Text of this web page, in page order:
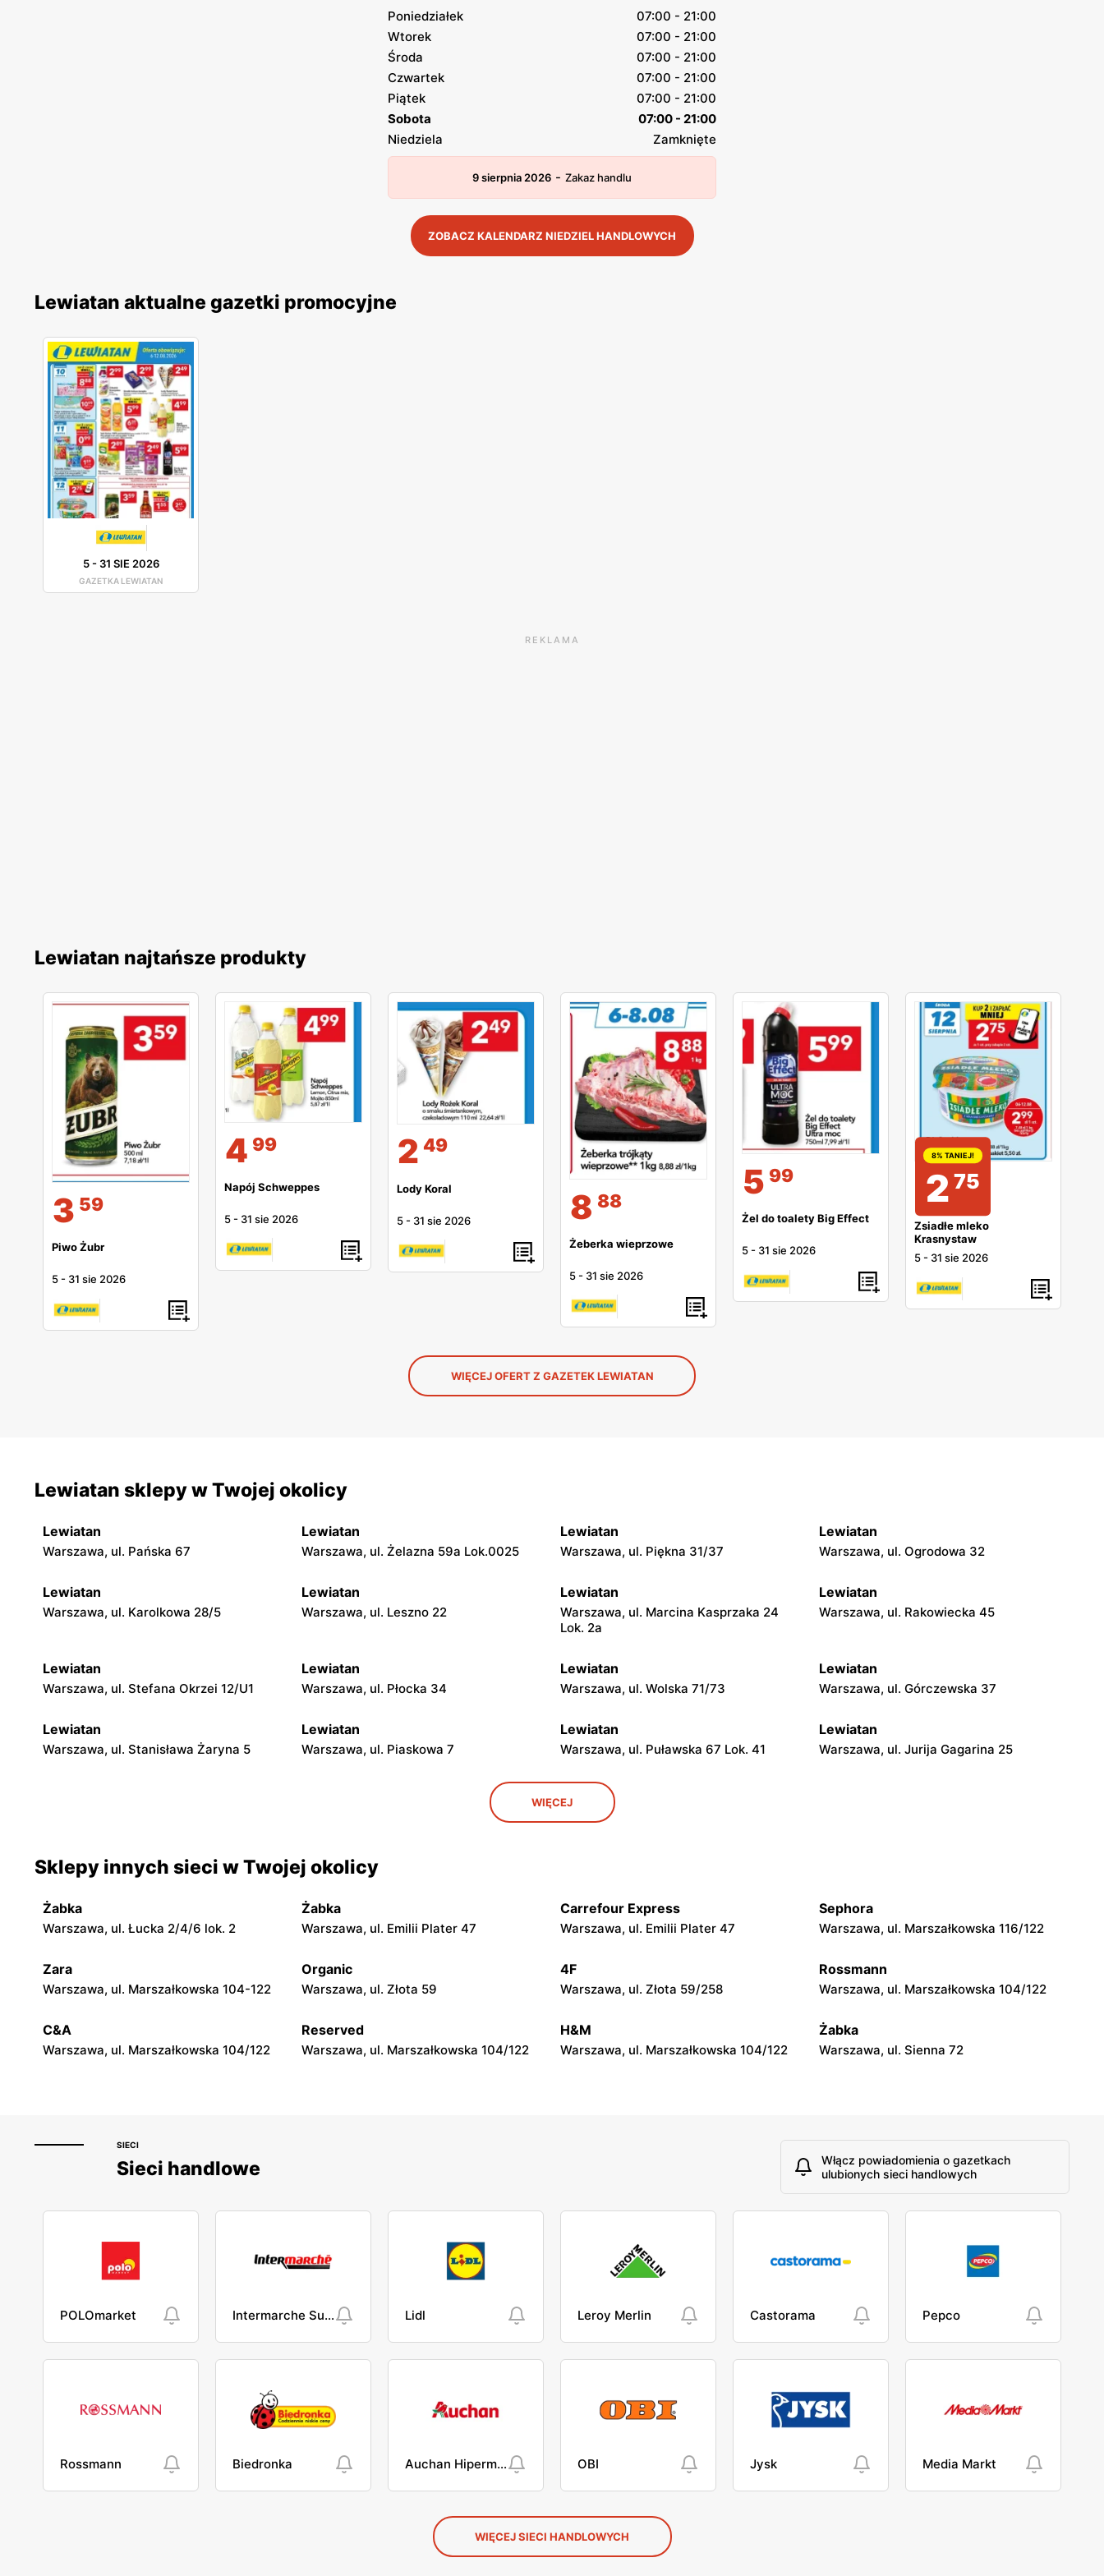
Poniedziałek
07:00 - 21:00
Wtorek
07:00 - 21:00
Środa
07:00 - 21:00
Czwartek
07:00 - 21:00
Piątek
07:00 - 21:00
Sobota
07:00 - 21:00
Niedziela
Zamknięte
9 sierpnia 2026 - Zakaz handlu
ZOBACZ KALENDARZ NIEDZIEL HANDLOWYCH
Lewiatan aktualne gazetki promocyjne
5- 31 SIE 2026
GAZETKA LEWIATAN
REKLAMA
Lewiatan najtańsze produkty
3 59
Piwo Żubr
5 - 31 sie 2026
4 99
Napój Schweppes
5 - 31 sie 2026
2 49
Lody Koral
5 - 31 sie 2026 8 88
Żeberka wieprzowe
5 - 31 sie 2026
5 99
Żel do toalety Big Effect
5 - 31 sie 2026
8% TANIEJ!
2 75
Zsiadłe mleko
Krasnystaw
5 - 31 sie 2026
WIĘCEJ OFERT Z GAZETEK LEWIATAN
Lewiatan sklepy w Twojej okolicy
Lewiatan
Warszawa, ul. Pańska 67
Lewiatan
Warszawa, ul. Żelazna 59a Lok.0025
Lewiatan
Warszawa, ul. Piękna 31/37
Lewiatan
Warszawa, ul. Ogrodowa 32
Lewiatan
Warszawa, ul. Karolkowa 28/5
Lewiatan
Warszawa, ul. Leszno 22
Lewiatan
Warszawa, ul. Marcina Kasprzaka 24
Lok. 2a
Lewiatan
Warszawa, ul. Rakowiecka 45
Lewiatan
Warszawa, ul. Stefana Okrzei 12/U1
Lewiatan
Warszawa, ul. Płocka 34
Lewiatan
Warszawa, ul. Wolska 71/73
Lewiatan
Warszawa, ul. Górczewska 37
Lewiatan
Warszawa, ul. Stanisława Żaryna 5
Lewiatan
Warszawa, ul. Piaskowa 7
Lewiatan
Warszawa, ul. Puławska 67 Lok. 41
Lewiatan
Warszawa, ul. Jurija Gagarina 25
Lewiatan
Warszawa, ul. Erazma Ciołka 30
Warszawa, ul. Sabały 3 Warszawa, ul. Majdańska 11
Lewiatan
Podczaszyńskiego 1/3
Lewiatan Lewiatan Lewiatan
Pełczyńskiego 32 Lok. 1,2
Warszawa, ul. Sándora Petöfiego 3 Warszawa, ul. Wrzeciono 48 Warszawa, ul. Antoniego Kocjana 1/42 Warszawa, ul. Szeligowska 30 Lok. U2
WIĘCEJ
Sklepy innych sieci w Twojej okolicy
Żabka
Warszawa, ul. Łucka 2/4/6 lok. 2
Żabka
Warszawa, ul. Emilii Plater 47
Carrefour Express
Warszawa, ul. Emilii Plater 47
Sephora
Warszawa, ul. Marszałkowska 116/122
Zara
Warszawa, ul. Marszałkowska 104-122
Organic
Warszawa, ul. Złota 59
4F
Warszawa, ul. Złota 59/258
Rossmann
Warszawa, ul. Marszałkowska 104/122
C&A
Warszawa, ul. Marszałkowska 104/122
Reserved
Warszawa, ul. Marszałkowska 104/122
H&M
Warszawa, ul. Marszałkowska 104/122
Żabka
Warszawa, ul. Sienna 72
SIECI
Sieci handlowe
Włącz powiadomienia o gazetkach
ulubionych sieci handlowych
POLOmarket Intermarche Super Lidl Leroy Merlin Castorama Pepco
Rossmann Biedronka Auchan Hipermarket OBI Jysk Media Markt
WIĘCEJ SIECI HANDLOWYCH